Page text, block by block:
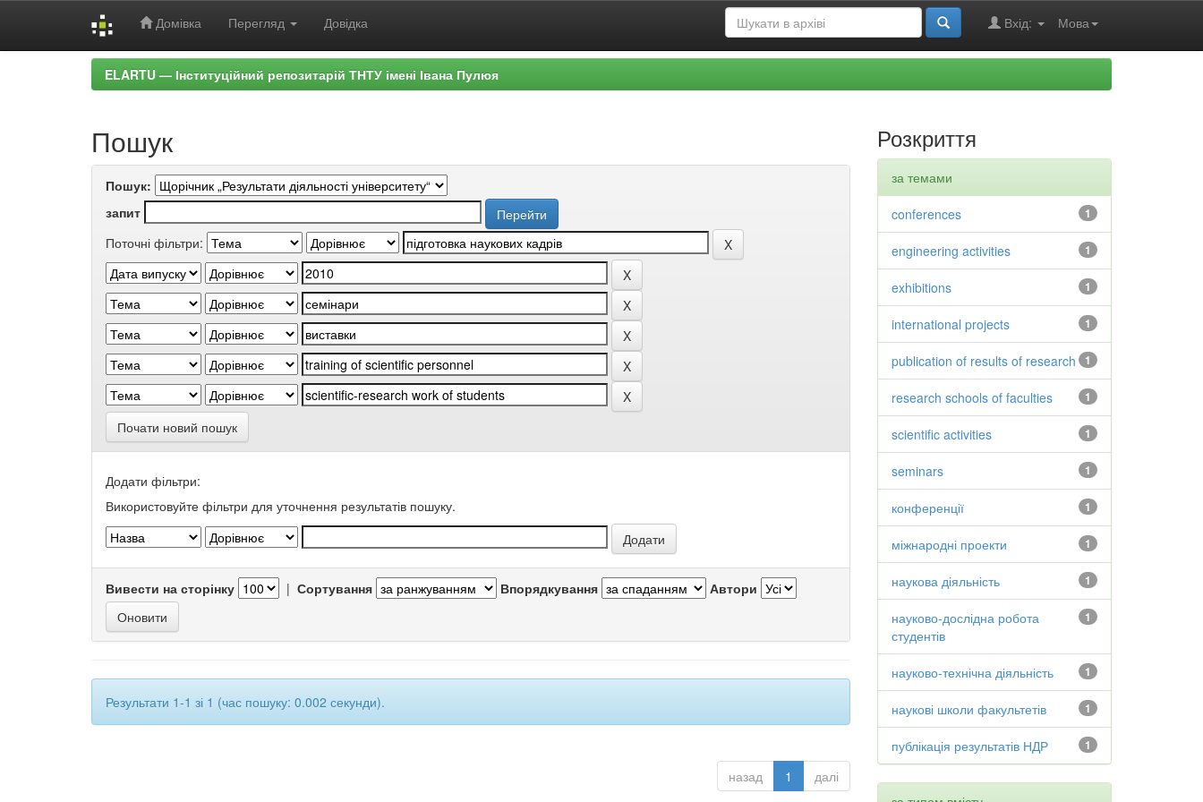
Домівка Перегляд Довідка Мова
Вхід:
ELARTU — Інституційний репозитарій ТНТУ імені Івана Пулюя
Пошук
Пошук:
запит
Поточні фільтри:
Почати новий пошук
Додати фільтри:
Використовуйте фільтри для уточнення результатів пошуку.
Вивести на сторінку | Сортування Впорядкування Автори
Результати 1-1 зі 1 (час пошуку: 0.002 секунди).
назад 1 далі
Розкриття
за темами
1
conferences
1
engineering activities
1
exhibitions
1
international projects
1
publication of results of research
1
research schools of faculties
1
scientific activities
1
seminars
1
конференції
1
міжнародні проекти
1
наукова діяльність
1
науково-дослідна робота
студентів
1
науково-технічна діяльність
1
наукові школи факультетів
1
публікація результатів НДР